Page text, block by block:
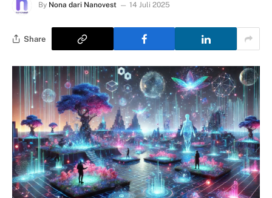
By Nona dari Nanovest 14 Juli 2025
Share